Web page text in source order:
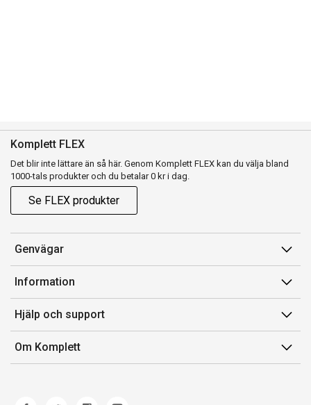
Komplett FLEX
Det blir inte lättare än så här. Genom Komplett FLEX kan du välja bland
1000-tals produkter och du betalar 0 kr i dag.
Se FLEX produkter
Genvägar
Konto
Orderhistorik
Presentkort
Komplett Club
Information
Försäljningsvillkor
Medlemsvillkor for Komplett Club
Lediga tjänster
Hjälp och support
Kontakta oss
Kundservice
Om Komplett